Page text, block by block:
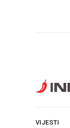
VIJESTI